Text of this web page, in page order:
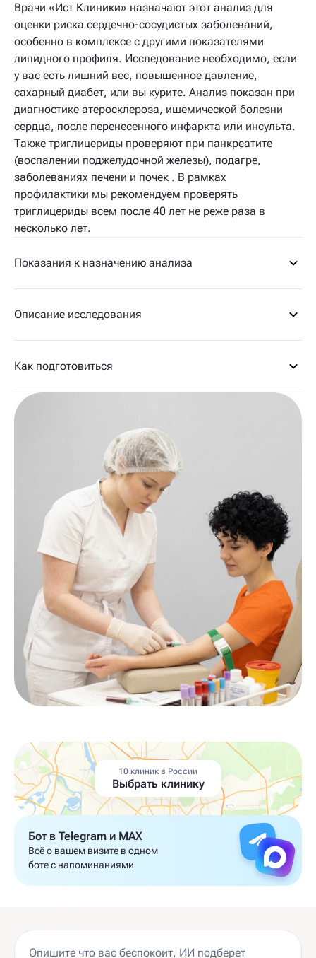
Врачи «Ист Клиники» назначают этот анализ для
оценки риска сердечно-сосудистых заболеваний,
особенно в комплексе с другими показателями
липидного профиля. Исследование необходимо, если
у вас есть лишний вес, повышенное давление,
сахарный диабет, или вы курите. Анализ показан при
диагностике атеросклероза, ишемической болезни
сердца, после перенесенного инфаркта или инсульта.
Также триглицериды проверяют при панкреатите
(воспалении поджелудочной железы), подагре,
заболеваниях печени и почек . В рамках
профилактики мы рекомендуем проверять
триглицериды всем после 40 лет не реже раза в
несколько лет.
Показания к назначению анализа
Описание исследования
Как подготовиться
10 клиник в России
Выбрать клинику
Бот в Telegram и MAX
Всё о вашем визите в одном
боте с напоминаниями